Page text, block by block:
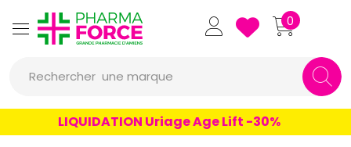
Pharmaforce Grande Pharmacie
0
Rechercher
un produit
LIQUIDATION Uriage Age Lift -30%